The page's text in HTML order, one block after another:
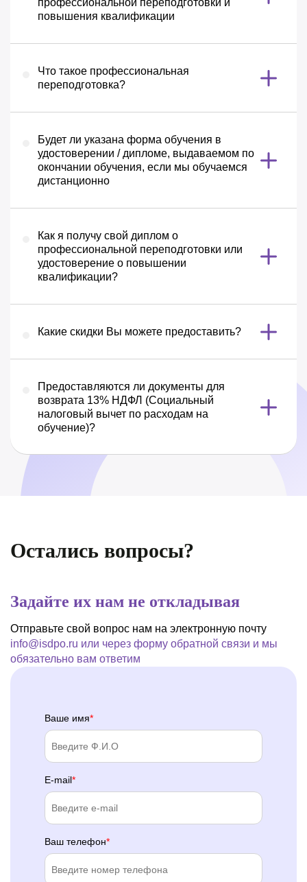
профессиональной переподготовки и
повышения квалификации
Что такое профессиональная
переподготовка?
Будет ли указана форма обучения в
удостоверении / дипломе, выдаваемом по
окончании обучения, если мы обучаемся
дистанционно
Как я получу свой диплом о
профессиональной переподготовки или
удостоверение о повышении
квалификации?
Какие скидки Вы можете предоставить?
Предоставляются ли документы для
возврата 13% НДФЛ (Социальный
налоговый вычет по расходам на
обучение)?
Остались вопросы?
Задайте их нам не откладывая
Отправьте свой вопрос нам на электронную почту
info@isdpo.ru или через форму обратной связи и мы
обязательно вам ответим
Ваше имя
E-mail
Ваш телефон